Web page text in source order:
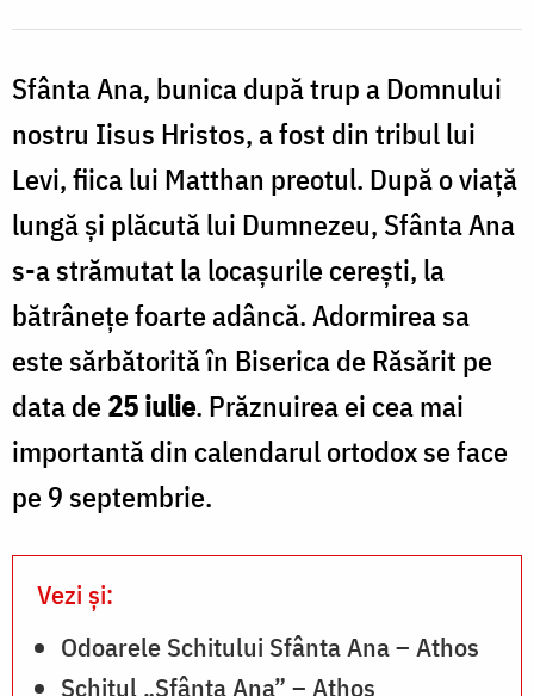
Sfânta Ana, bunica după trup a Domnului
nostru Iisus Hristos, a fost din tribul lui
Levi, fiica lui Matthan preotul. După o viaţă
lungă şi plăcută lui Dumnezeu, Sfânta Ana
s-a strămutat la locaşurile cereşti, la
bătrânețe foarte adâncă. Adormirea sa
este sărbătorită în Biserica de Răsărit pe
data de25 iulie. Prăznuirea ei cea mai
importantă din calendarul ortodox se face
pe 9 septembrie.
Vezi și:
Odoarele Schitului Sfânta Ana – Athos
Schitul „Sfânta Ana” – Athos